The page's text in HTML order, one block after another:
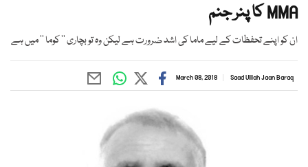
MMA کا پنر جنم
ان کو اپنے تحفظات کے لیے ماما کی اشد ضرورت ہے لیکن وہ تو بچاری ’’ کوما ‘‘ میں ہے
Saad Ulllah Jaan Baraq
March 08, 2018